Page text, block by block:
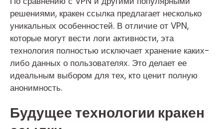
решениями, кракен ссылка предлагает несколько
уникальных особенностей. В отличие от VPN,
которые могут вести логи активности, эта
технология полностью исключает хранение каких-
либо данных о пользователях. Это делает ее
идеальным выбором для тех, кто ценит полную
анонимность.
Будущее технологии кракен